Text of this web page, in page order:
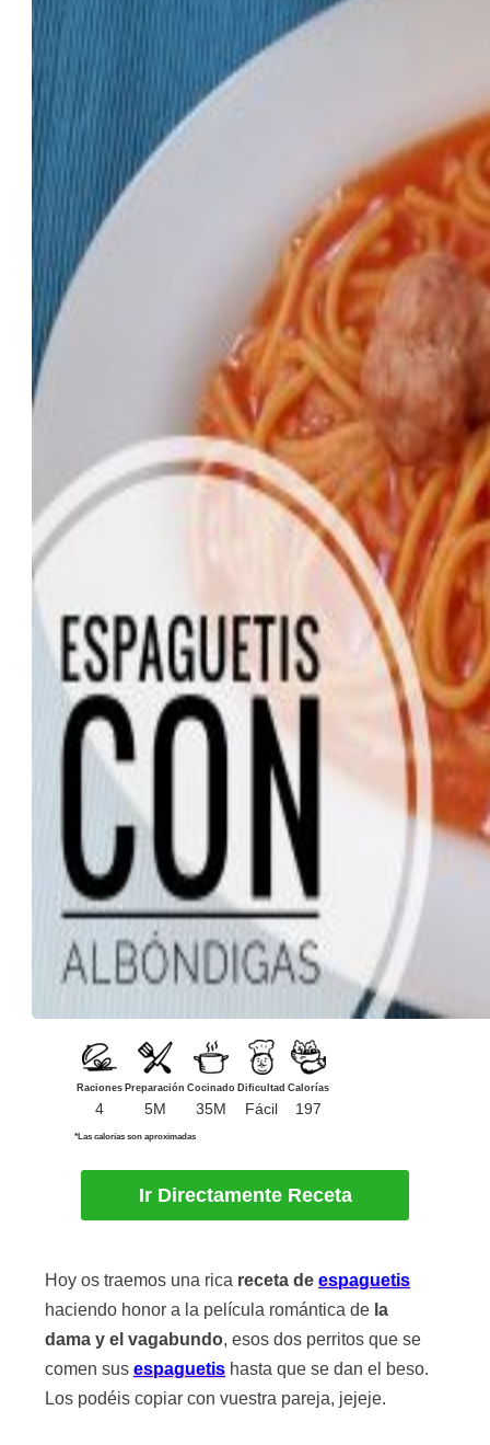
Raciones
4
Preparación
5M
Cocinado
35M
Dificultad
Fácil
Calorías
197
*Las calorías son aproximadas
Ir Directamente Receta
Hoy os traemos una rica receta de espaguetis
haciendo honor a la película romántica de la
dama y el vagabundo, esos dos perritos que se
comen sus espaguetis hasta que se dan el beso.
Los podéis copiar con vuestra pareja, jejeje.